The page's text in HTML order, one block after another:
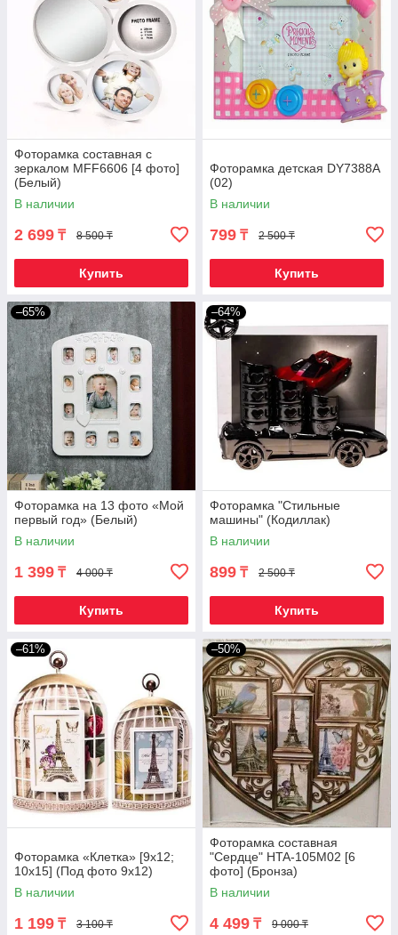
Фоторамка составная с
зеркалом MFF6606 [4 фото]
(Белый)
В наличии
2 699 ₸ 8 500 ₸
Купить
Фоторамка детская DY7388A
(02)
В наличии
799 ₸ 2 500 ₸
Купить
–65%
Фоторамка на 13 фото «Мой
первый год» (Белый)
В наличии
1 399 ₸ 4 000 ₸
Купить
–64%
Фоторамка "Стильные
машины" (Кодиллак)
В наличии
899 ₸ 2 500 ₸
Купить
–61%
Фоторамка «Клетка» [9х12;
10х15] (Под фото 9х12)
В наличии
1 199 ₸ 3 100 ₸
–50%
Фоторамка составная
"Сердце" HTA-105M02 [6
фото] (Бронза)
В наличии
4 499 ₸ 9 000 ₸